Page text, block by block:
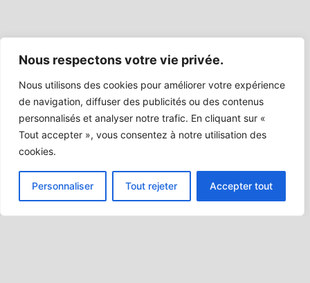
Nous respectons votre vie privée.
Nous utilisons des cookies pour améliorer votre expérience
de navigation, diffuser des publicités ou des contenus
personnalisés et analyser notre trafic. En cliquant sur «
Tout accepter », vous consentez à notre utilisation des
cookies.
Personnaliser Tout rejeter Accepter tout